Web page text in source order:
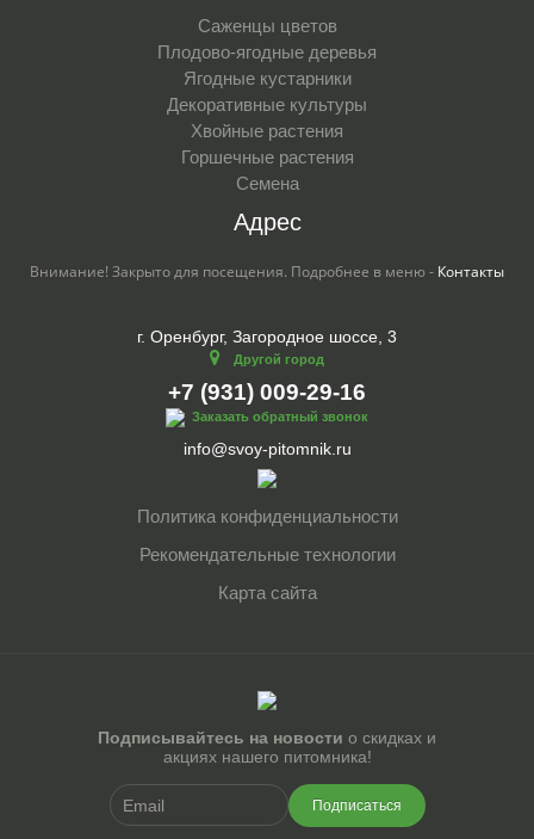
Саженцы цветов
Плодово-ягодные деревья
Ягодные кустарники
Декоративные культуры
Хвойные растения
Горшечные растения
Семена
Адрес
Внимание! Закрыто для посещения. Подробнее в меню - Контакты
г. Оренбург, Загородное шоссе, 3
Другой город
+7 (931) 009-29-16
Заказать обратный звонок
info@svoy-pitomnik.ru
Политика конфиденциальности
Рекомендательные технологии
Карта сайта
Подписывайтесь на новости о скидках и
акциях нашего питомника!
Подписаться